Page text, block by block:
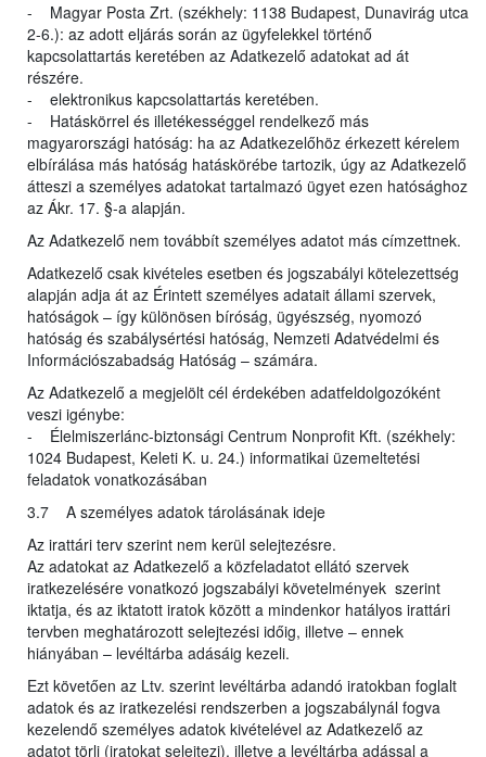
- Magyar Posta Zrt. (székhely: 1138 Budapest, Dunavirág utca
2-6.): az adott eljárás során az ügyfelekkel történő
kapcsolattartás keretében az Adatkezelő adatokat ad át
részére.
- elektronikus kapcsolattartás keretében.
- Hatáskörrel és illetékességgel rendelkező más
magyarországi hatóság: ha az Adatkezelőhöz érkezett kérelem
elbírálása más hatóság hatáskörébe tartozik, úgy az Adatkezelő
átteszi a személyes adatokat tartalmazó ügyet ezen hatósághoz
az Ákr. 17. §-a alapján.
Az Adatkezelő nem továbbít személyes adatot más címzettnek.
Adatkezelő csak kivételes esetben és jogszabályi kötelezettség
alapján adja át az Érintett személyes adatait állami szervek,
hatóságok – így különösen bíróság, ügyészség, nyomozó
hatóság és szabálysértési hatóság, Nemzeti Adatvédelmi és
Információszabadság Hatóság – számára.
Az Adatkezelő a megjelölt cél érdekében adatfeldolgozóként
veszi igénybe:
- Élelmiszerlánc-biztonsági Centrum Nonprofit Kft. (székhely:
1024 Budapest, Keleti K. u. 24.) informatikai üzemeltetési
feladatok vonatkozásában
3.7 A személyes adatok tárolásának ideje
Az irattári terv szerint nem kerül selejtezésre.
Az adatokat az Adatkezelő a közfeladatot ellátó szervek
iratkezelésére vonatkozó jogszabályi követelmények szerint
iktatja, és az iktatott iratok között a mindenkor hatályos irattári
tervben meghatározott selejtezési időig, illetve – ennek
hiányában – levéltárba adásáig kezeli.
Ezt követően az Ltv. szerint levéltárba adandó iratokban foglalt
adatok és az iratkezelési rendszerben a jogszabálynál fogva
kezelendő személyes adatok kivételével az Adatkezelő az
adatot törli (iratokat selejtezi), illetve a levéltárba adással a